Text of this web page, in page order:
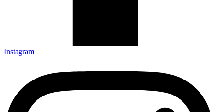
Instagram